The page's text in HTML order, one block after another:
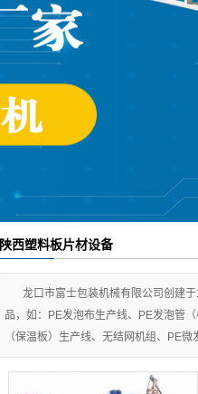
陕西塑料拉丝机
陕西塑料板片材设备
陕西塑料板片材设备
龙口市富士包装机械有限公司创建
品，如：PE发泡布生产线、PE发泡管
（保温板）生产线、无结网机组、PE